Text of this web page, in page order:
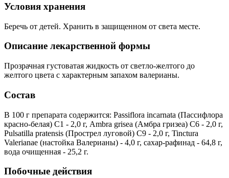
Условия хранения
Беречь от детей. Хранить в защищенном от света месте.
Описание лекарственной формы
Прозрачная густоватая жидкость от светло-желтого до
желтого цвета с характерным запахом валерианы.
Состав
В 100 г препарата содержится: Passiflora incarnata (Пассифлора
красно-белая) C1 - 2,0 г, Ambra grisea (Амбра гризеа) C6 - 2,0 г,
Pulsatilla pratensis (Прострел луговой) C9 - 2,0 г, Tinctura
Valerianae (настойка Валерианы) - 4,0 г, сахар-рафинад - 64,8 г,
вода очищенная - 25,2 г.
Побочные действия